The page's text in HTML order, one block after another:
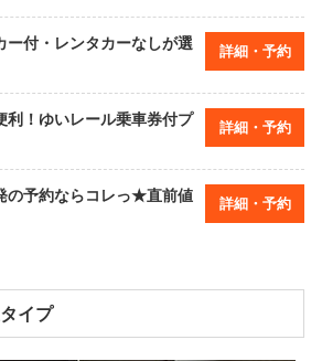
ー付・レンタカーなしが選
詳細・予約
利！ゆいレール乗車券付プ
詳細・予約
の予約ならコレっ★直前値
詳細・予約
イプ